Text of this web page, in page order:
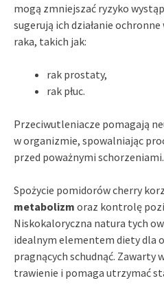
mogą zmniejszać ryzyko
sugerują ich działanie
raka, takich jak:
rak prostaty,
rak płuc.
Przeciwutleniacze pomagają
w organizmie, spowalniając
przed poważnymi schorzeniami.
Spożycie pomidorów cherry
metabolizm oraz kontrolę
Niskokaloryczna natura tych
idealnym elementem diety dla
pragnących schudnąć. Zawarty
trawienie i pomaga utrzymać